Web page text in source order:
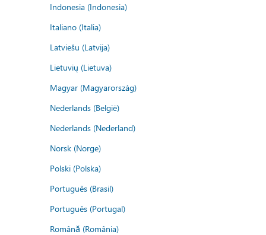
Indonesia (Indonesia)
Italiano (Italia)
Latviešu (Latvija)
Lietuvių (Lietuva)
Magyar (Magyarország)
Nederlands (België)
Nederlands (Nederland)
Norsk (Norge)
Polski (Polska)
Português (Brasil)
Português (Portugal)
Română (România)